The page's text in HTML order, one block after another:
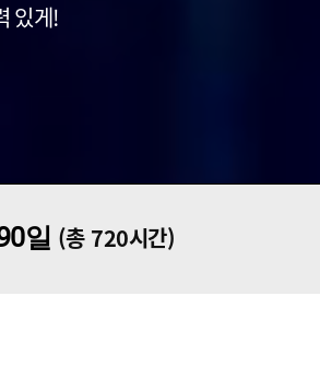
있게!
일 (총 720시간)